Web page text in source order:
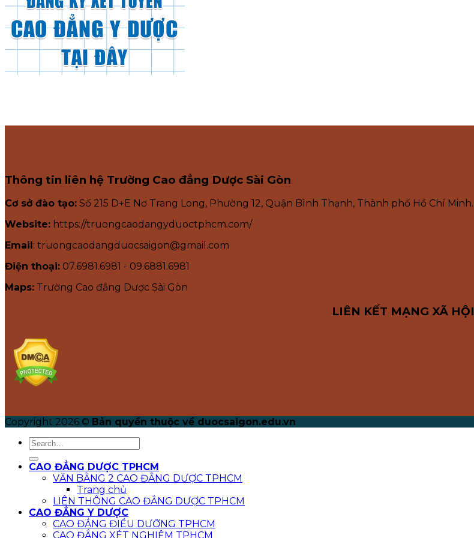
Thông tin liên hệ Trường Cao đẳng Dược Sài Gòn
Cơ sở đào tạo: Số 215 D+E Nơ Trang Long, Phường 12, Quận Bình Thạnh, Thành phố Hồ Chí Minh.
Website: https://truongcaodangyduoctphcm.com/
Email : truongcaodangduocsaigon@gmail.com
Điện thoại: 07.6981.6981 - 09.6881.6981
Maps: Trường Cao đẳng Dược Sài Gòn
LIÊN KẾT MẠNG XÃ HỘI
Copyright 2026 © Bản quyền thuộc về duocsaigon.edu.vn
CAO ĐẲNG DƯỢC TPHCM
VĂN BẰNG 2 CAO ĐẲNG DƯỢC TPHCM
Trang chủ
LIÊN THÔNG CAO ĐẲNG DƯỢC TPHCM
CAO ĐẲNG Y DƯỢC
CAO ĐẲNG ĐIỀU DƯỠNG TPHCM
CAO ĐẲNG XÉT NGHIỆM TPHCM